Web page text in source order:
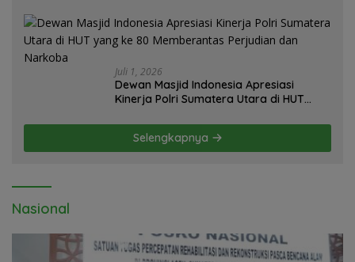
Dairi. Desak Kapolda Sumut Irjen
Whisnu Hermawan Bersikap Tegas .
Juli 1, 2026
Dewan Masjid Indonesia Apresiasi
Kinerja Polri Sumatera Utara di HUT
Narkoba
Selengkapnya
Nasional